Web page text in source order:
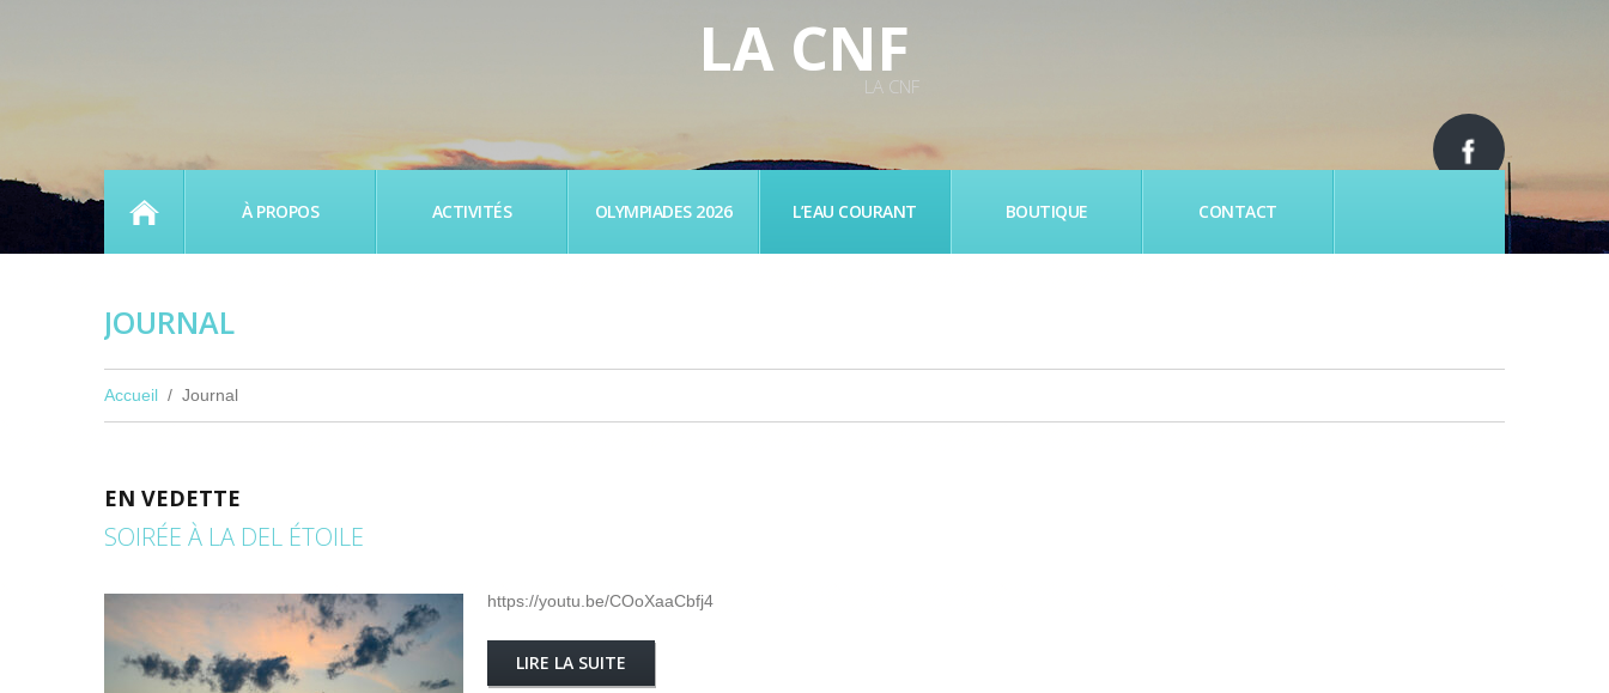
LA CNF
LA CNF
ACCUEILÀ PROPOS ACTIVITÉS OLYMPIADES 2026 L’EAU COURANT BOUTIQUE CONTACT
JOURNAL
Accueil Journal
EN VEDETTE
SOIRÉE À LA DEL ÉTOILE
https://youtu.be/COoXaaCbfj4
LIRE LA SUITE